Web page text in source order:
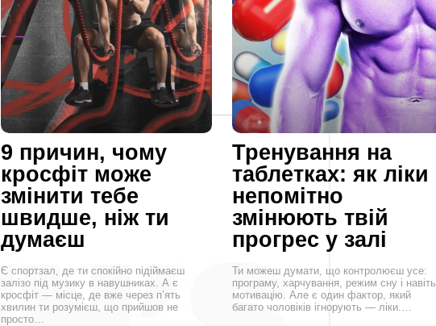
9 причин, чому
кросфіт може
змінити тебе
швидше, ніж ти
думаєш
Є спортзал, де ти спокійно підіймаєш
залізо під музику в навушниках. А є
кросфіт — місце, де вже через п’ять
хвилин ти розумієш, що прийшов не
просто…
Тренування на
таблетках: як ліки
непомітно
змінюють твій
прогрес у залі
Ти можеш думати, що контролюєш усе:
програму, харчування, режим сну і навіть
мотивацію. Але є один фактор, який
багато чоловіків ігнорують — ліки.…